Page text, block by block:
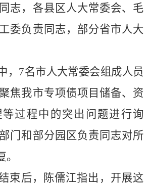
志，各县区人大常委会、毛
委负责同志，部分省市人大
，7名市人大常委会组成人员
焦我市专项债项目储备、资
过程中的突出问题进行询
门和部分园区负责同志对所
束后，陈儒江指出，开展这